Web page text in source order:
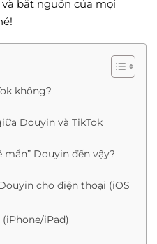
bắt nguồn của mọi
không?
Douyin và TikTok
mẩn” Douyin đến vậy?
cho điện thoại (iOS
iPad)